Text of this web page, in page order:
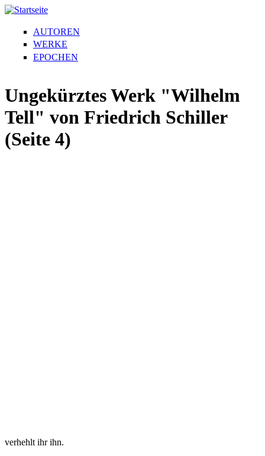
AUTOREN
WERKE
EPOCHEN
Ungekürztes Werk "Wilhelm
Tell" von Friedrich Schiller
(Seite 4)
verhehlt ihr ihn.